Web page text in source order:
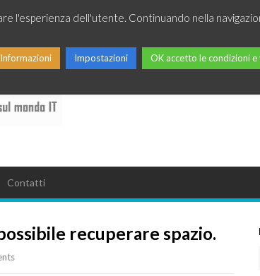
Contatti
possibile recuperare spazio.
l'esperienza dell'utente. Continuando nella
Impostazioni OK accetto le condizioni